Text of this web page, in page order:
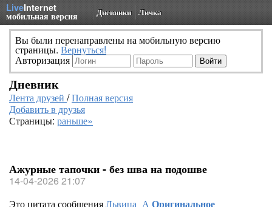
LiveInternet
мобильная версия Дневники Личка
Вы были перенаправлены на мобильную версию
страницы. Вернуться!
Авторизация
Дневник
Лента друзей /Полная версия
Добавить в друзья
Страницы: раньше»
Ажурные тапочки - без шва на подошве
14-04-2026 21:07
Это цитата сообщенияЛьвица_АОригинальное